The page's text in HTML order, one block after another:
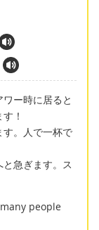
ー時に居ると
！
。人で一杯で
急ぎます。ス
people